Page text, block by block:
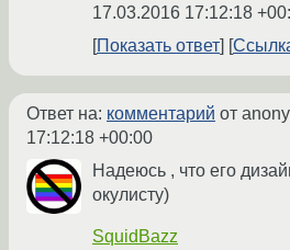
17.03.2016 17:12:18
Показать ответ
Ответ на: комментарий от
17:12:18 +00:00
Надеюсь , что его
окулисту)
SquidBazz